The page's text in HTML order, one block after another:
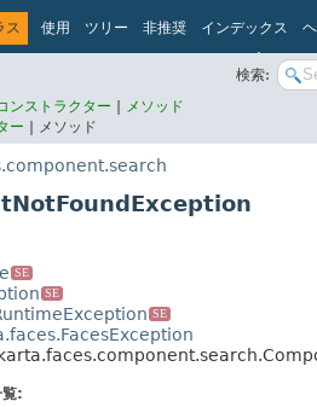
ス 使用 ツリー 非推奨 インデックス
Jakarta
検索:
ンストラクター | メソッド
ー | メソッド
SE
SE
SE
覧: